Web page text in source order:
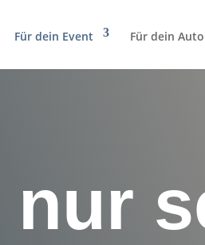
Für dein Event Für dein Auto
nur